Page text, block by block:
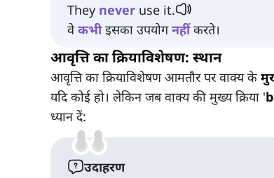
They never use it.
वेकभीइसका उपयोगनहींकरते।
आवृत्ति का क्रियाविशेषण: स्थान
आवृत्ति का क्रियाविशेषण आमतौर पर वाक्य के
यदि कोई हो। लेकिन जब वाक्य की मुख्य क्रिया '
ध्यान दें:
उदाहरण